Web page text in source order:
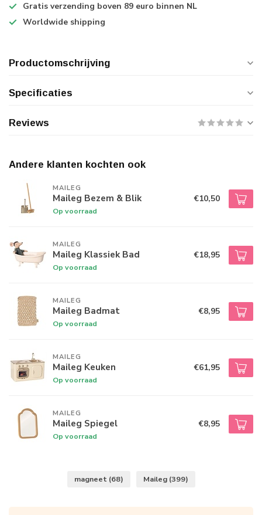
Gratis verzending boven 89 euro binnen NL
Worldwide shipping
Productomschrijving
Specificaties
Reviews
Andere klanten kochten ook
MAILEG
Maileg Bezem & Blik
Op voorraad
€10,50
MAILEG
Maileg Klassiek Bad
Op voorraad
€18,95
MAILEG
Maileg Badmat
Op voorraad
€8,95
MAILEG
Maileg Keuken
Op voorraad
€61,95
MAILEG
Maileg Spiegel
Op voorraad
€8,95
magneet (68) Maileg (399)